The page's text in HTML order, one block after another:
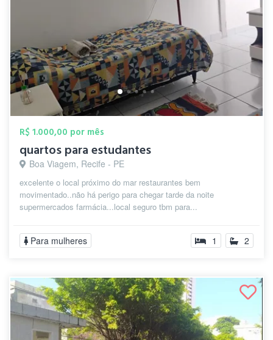
R$ 1.000,00 por mês
quartos para estudantes
Boa Viagem, Recife - PE
excelente o local próximo do mar restaurantes bem
movimentado..não há perigo para chegar tarde da noite
supermercados farmácia...local seguro tbm para...
Para mulheres 1 2